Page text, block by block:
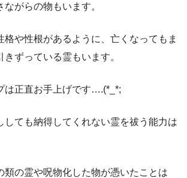
がらの物もいます。
格や性根があるように、亡くなってもま
ずっている霊もいます。
は正直お手上げです….(*_*;
しても納得してくれない霊を祓う能力は
類の霊や呪物化した物が憑いたことは